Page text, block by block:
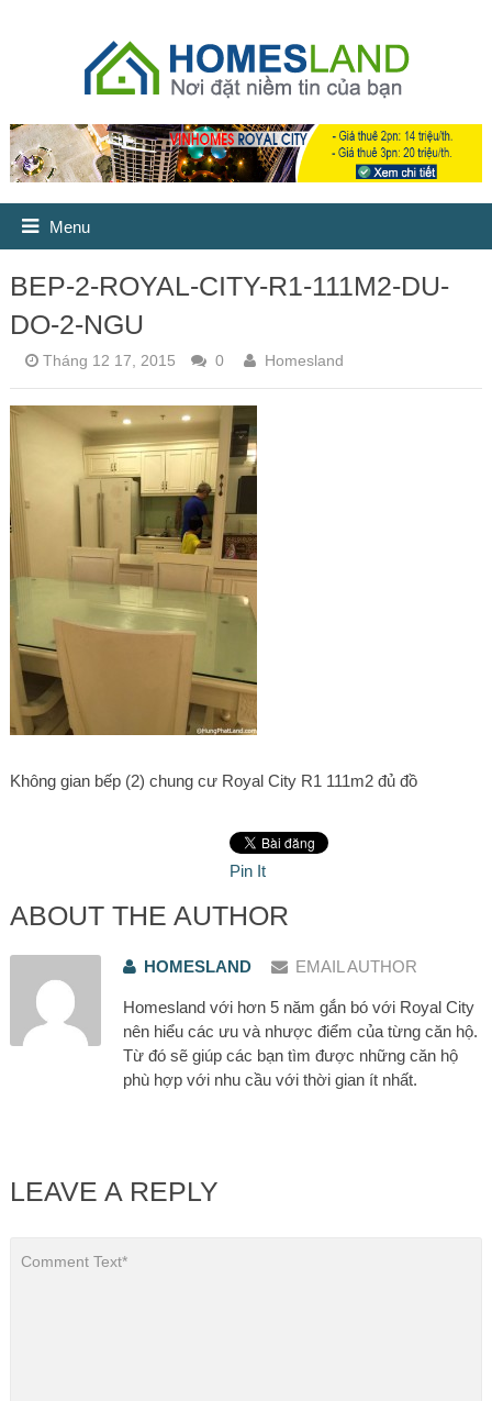
Menu
BEP-2-ROYAL-CITY-R1-111M2-DU-
DO-2-NGU
Tháng 12 17, 2015 0 Homesland
Không gian bếp (2) chung cư Royal City R1 111m2 đủ đồ
Pin It
ABOUT THE AUTHOR
HOMESLAND EMAIL AUTHOR
Homesland với hơn 5 năm gắn bó với Royal City
nên hiểu các ưu và nhược điểm của từng căn hộ.
Từ đó sẽ giúp các bạn tìm được những căn hộ
phù hợp với nhu cầu với thời gian ít nhất.
LEAVE A REPLY